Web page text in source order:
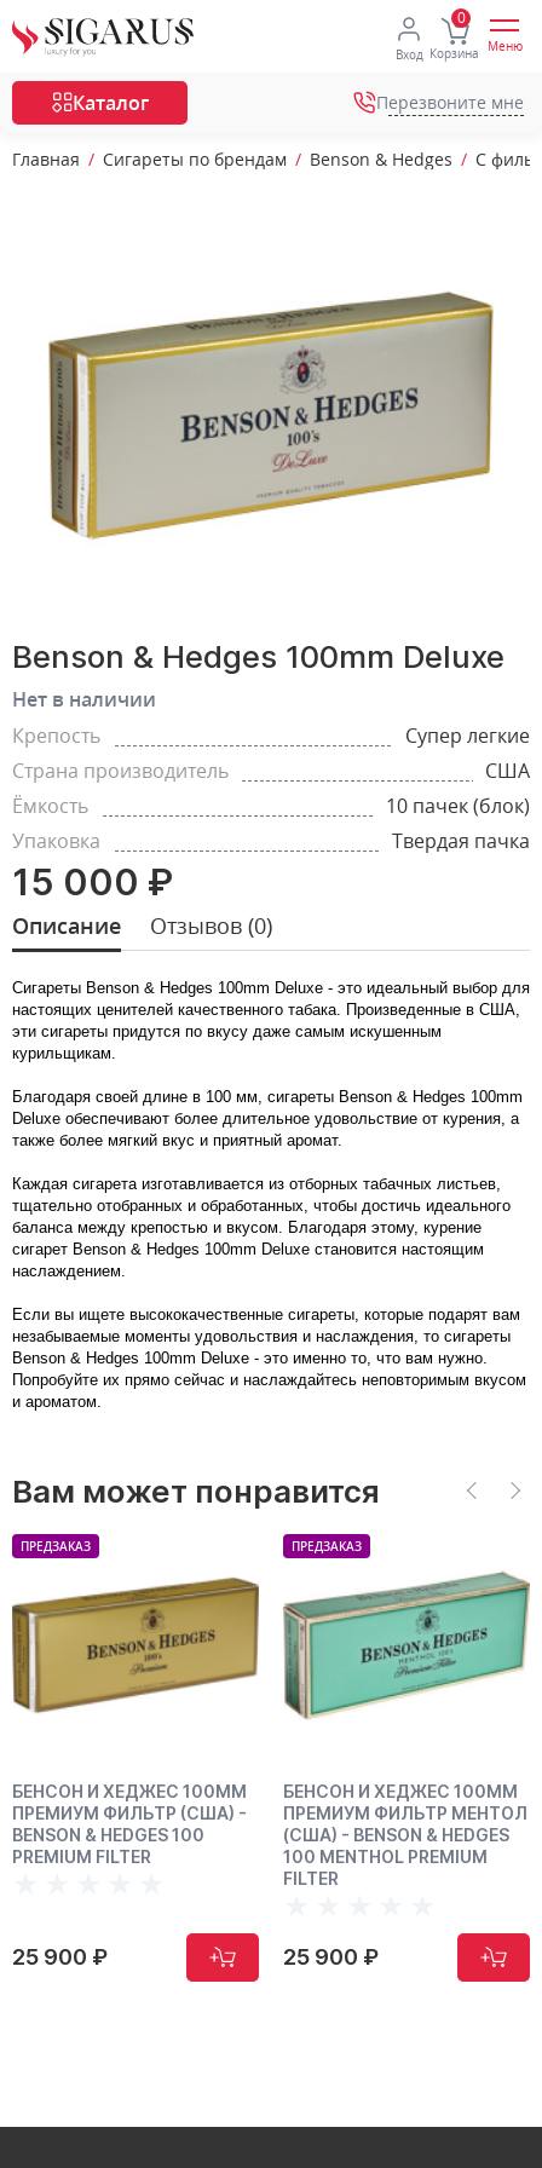
Вход Корзина Меню
Каталог Перезвоните мне
Главная Сигареты по брендам Benson & Hedges С
Benson & Hedges 100mm Deluxe
Нет в наличии
Крепость
Супер легкие
Страна производитель
США
Ёмкость
10 пачек (блок)
Упаковка
Твердая пачка
15 000 ₽
Описание Отзывов (0)
Сигареты Benson & Hedges 100mm Deluxe - это идеальный выбор для
настоящих ценителей качественного табака. Произведенные в США,
эти сигареты придутся по вкусу даже самым искушенным
курильщикам.
Благодаря своей длине в 100 мм, сигареты Benson & Hedges 100mm
Deluxe обеспечивают более длительное удовольствие от курения, а
также более мягкий вкус и приятный аромат.
Каждая сигарета изготавливается из отборных табачных листьев,
тщательно отобранных и обработанных, чтобы достичь идеального
баланса между крепостью и вкусом. Благодаря этому, курение
сигарет Benson & Hedges 100mm Deluxe становится настоящим
наслаждением.
Если вы ищете высококачественные сигареты, которые подарят вам
незабываемые моменты удовольствия и наслаждения, то сигареты
Benson & Hedges 100mm Deluxe - это именно то, что вам нужно.
Попробуйте их прямо сейчас и наслаждайтесь неповторимым вкусом
и ароматом.
Вам может понравится
ПРЕДЗАКАЗ
БЕНСОН И ХЕДЖЕС 100ММ
ПРЕМИУМ ФИЛЬТР (США) -
BENSON & HEDGES 100
PREMIUM FILTER
25 900 ₽
ПРЕДЗАКАЗ
БЕНСОН И ХЕДЖЕС 100ММ
ПРЕМИУМ ФИЛЬТР МЕНТОЛ
(США) - BENSON & HEDGES
100 MENTHOL PREMIUM
FILTER
25 900 ₽